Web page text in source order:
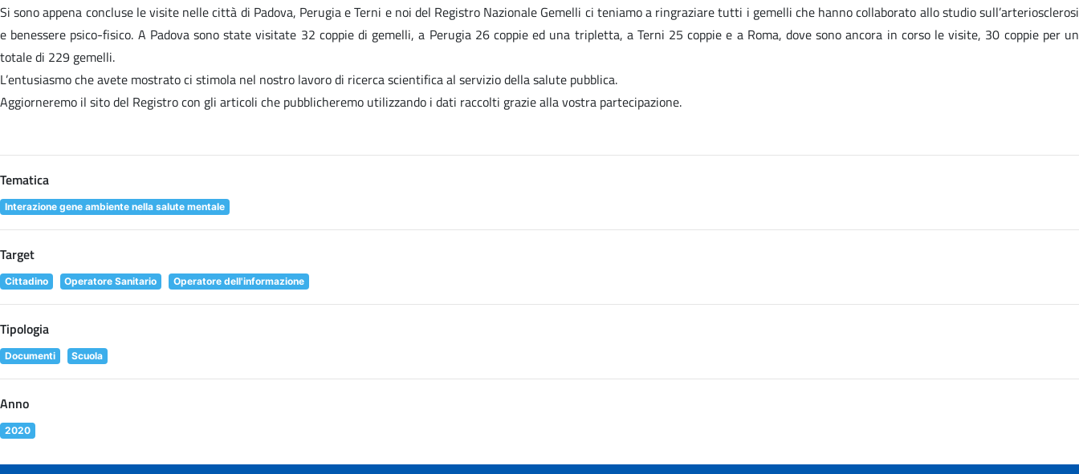
Si sono appena concluse le visite nelle città di Padova, Perugia e Terni e noi del Registro Nazionale Gemelli ci teniamo a ringraziare tutti i gemelli che hanno collaborato allo studio sull’arteriosclerosi
e benessere psico-fisico. A Padova sono state visitate 32 coppie di gemelli, a Perugia 26 coppie ed una tripletta, a Terni 25 coppie e a Roma, dove sono ancora in corso le visite, 30 coppie per un
totale di 229 gemelli.
L’entusiasmo che avete mostrato ci stimola nel nostro lavoro di ricerca scientifica al servizio della salute pubblica.
Aggiorneremo il sito del Registro con gli articoli che pubblicheremo utilizzando i dati raccolti grazie alla vostra partecipazione.
Tematica
Interazione gene ambiente nella salute mentale
Target
Cittadino Operatore Sanitario Operatore dell'informazione
Tipologia
Documenti Scuola
Anno
2020